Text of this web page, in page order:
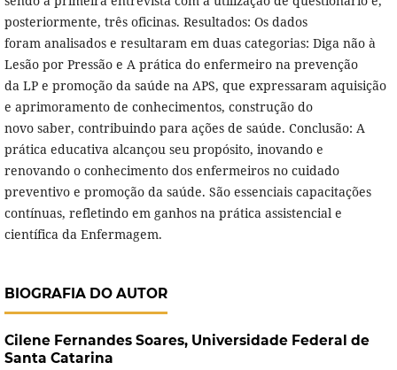
posteriormente, três oficinas. Resultados: Os dados
foram analisados e resultaram em duas categorias: Diga não à
Lesão por Pressão e A prática do enfermeiro na prevenção
da LP e promoção da saúde na APS, que expressaram aquisição
e aprimoramento de conhecimentos, construção do
novo saber, contribuindo para ações de saúde. Conclusão: A
prática educativa alcançou seu propósito, inovando e
renovando o conhecimento dos enfermeiros no cuidado
preventivo e promoção da saúde. São essenciais capacitações
contínuas, refletindo em ganhos na prática assistencial e
científica da Enfermagem.
BIOGRAFIA DO AUTOR
Cilene Fernandes Soares, Universidade Federal de
Santa Catarina